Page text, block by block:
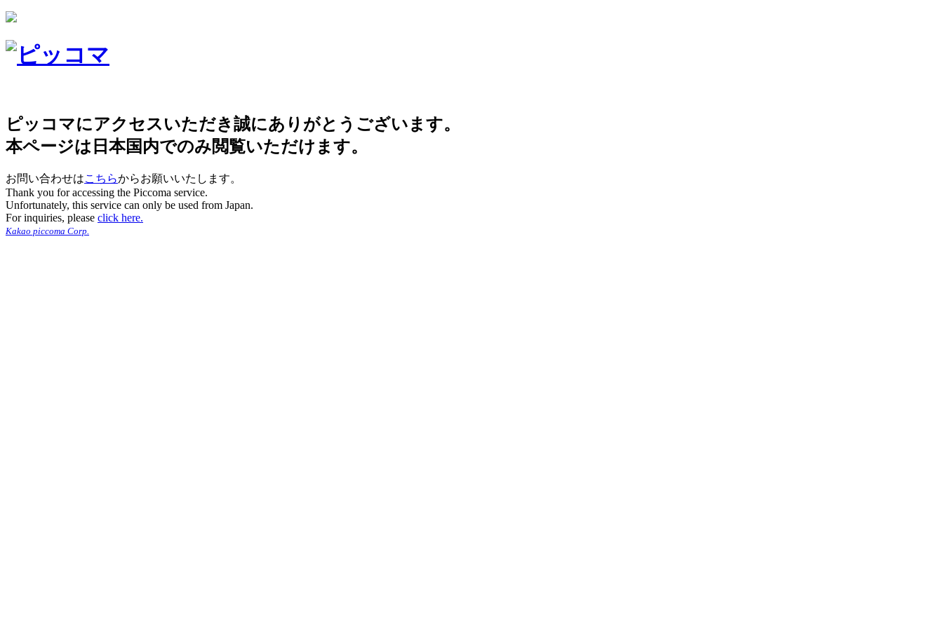
ピッコマにアクセスいただき誠にありがとうございます。
本ページは日本国内でのみ閲覧いただけます。
お問い合わせはこちらからお願いいたします。
Thank you for accessing the Piccoma service.
Unfortunately, this service can only be used from Japan.
For inquiries, please click here.
Kakao piccoma Corp.